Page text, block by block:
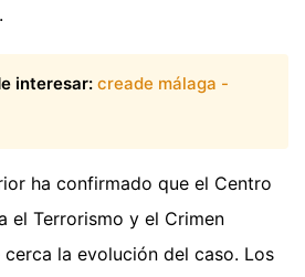
interesar: creade málaga -
ha confirmado que el Centro
el Terrorismo y el Crimen
la evolución del caso. Los